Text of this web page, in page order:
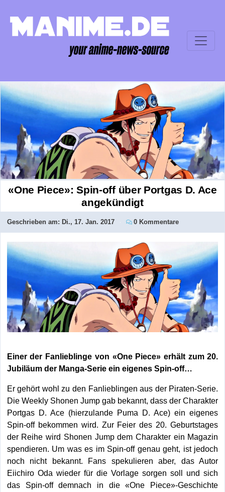
«One Piece»: Spin-off über Portgas D. Ace
angekündigt
Geschrieben am: Di., 17. Jan. 2017 0 Kommentare
Einer der Fanlieblinge von «One Piece» erhält zum 20.
Jubiläum der Manga-Serie ein eigenes Spin-off…
Er gehört wohl zu den Fanlieblingen aus der Piraten-Serie.
Die Weekly Shonen Jump gab bekannt, dass der Charakter
Portgas D. Ace (hierzulande Puma D. Ace) ein eigenes
Spin-off bekommen wird. Zur Feier des 20. Geburtstages
der Reihe wird Shonen Jump dem Charakter ein Magazin
spendieren. Um was es im Spin-off genau geht, ist jedoch
noch nicht bekannt. Fans spekulieren aber, das Autor
Eiichiro Oda wieder für die Vorlage sorgen soll und sich
das Spin-off demnach in die «One Piece»-Geschichte